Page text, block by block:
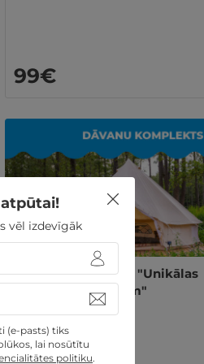
99€
Dāvanu komplekts "Unikālas
naktsmītnes diviem"
vēl izdevīgāk
(e-pasts) tiks
lai nosūtītu
politiku.